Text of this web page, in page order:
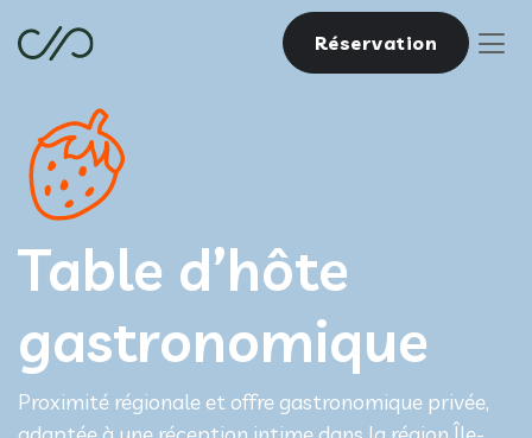
Réservation
Table d’hôte
gastronomique
Proximité régionale et offre gastronomique privée,